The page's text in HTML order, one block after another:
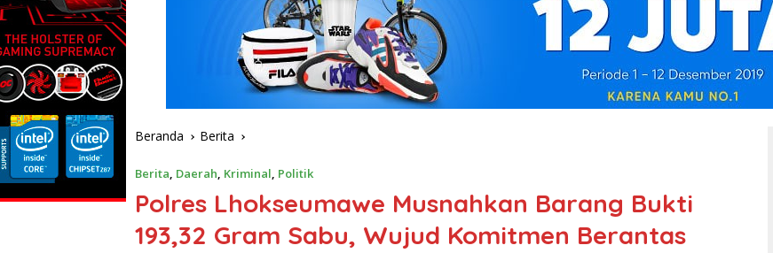
Beranda Berita
Berita, Daerah, Kriminal, Politik
Polres Lhokseumawe Musnahkan Barang Bukti
193,32 Gram Sabu, Wujud Komitmen Berantas